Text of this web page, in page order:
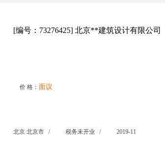
[编号：73276425] 北京**建筑设计有限公司
价 格： 面议
北京 北京市 / 税务未开业 / 2019-11